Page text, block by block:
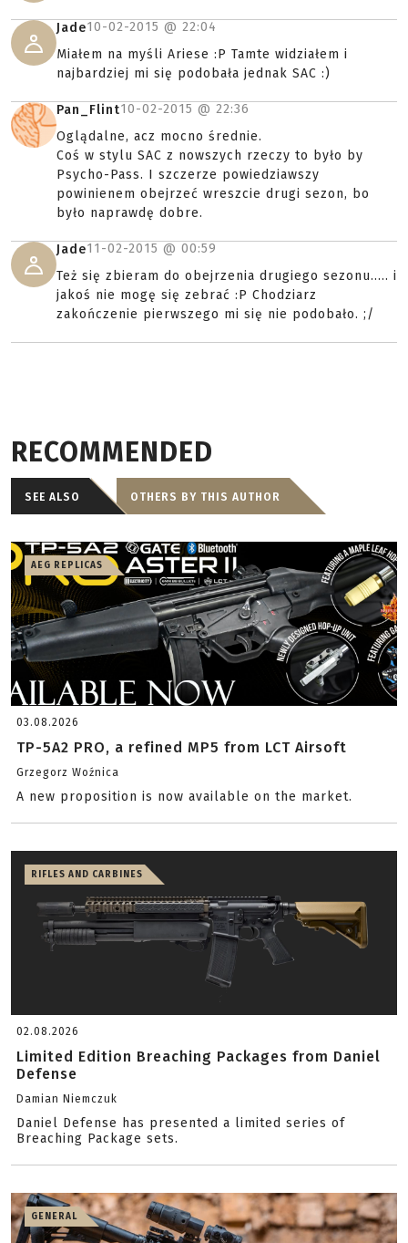
Jade10-02-2015 @ 22:04
Miałem na myśli Ariese :P Tamte widziałem i
najbardziej mi się podobała jednak SAC :)
Pan_Flint10-02-2015 @ 22:36
Oglądalne, acz mocno średnie.
Coś w stylu SAC z nowszych rzeczy to było by
Psycho-Pass. I szczerze powiedziawszy
powinienem obejrzeć wreszcie drugi sezon, bo
było naprawdę dobre.
Jade11-02-2015 @ 00:59
Też się zbieram do obejrzenia drugiego sezonu..... i
jakoś nie mogę się zebrać :P Chodziarz
zakończenie pierwszego mi się nie podobało. ;/
RECOMMENDED
SEE ALSO OTHERS BY THIS AUTHOR
AEG REPLICAS
03.08.2026
TP-5A2 PRO, a refined MP5 from LCT Airsoft
Grzegorz Woźnica
A new proposition is now available on the market.
RIFLES AND CARBINES
02.08.2026
Limited Edition Breaching Packages from Daniel
Defense
Damian Niemczuk
Daniel Defense has presented a limited series of
Breaching Package sets.
GENERAL